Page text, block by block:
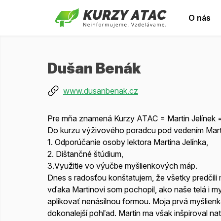
O nás
Dušan Benák
www.dusanbenak.cz
Pre mňa znamená Kurzy ATAC = Martin Jelínek
Do kurzu výživového poradcu pod vedením
1. Odporúčanie osoby lektora Martina Jelínka,
2. Dištančné štúdium,
3.Využitie vo výučbe myšlienkových máp.
Dnes s radosťou konštatujem, že všetky
vďaka Martinovi som pochopil, ako naše telá i
aplikovať nenásilnou formou. Moja prvá
dokonalejší pohľad. Martin ma však inšpiroval